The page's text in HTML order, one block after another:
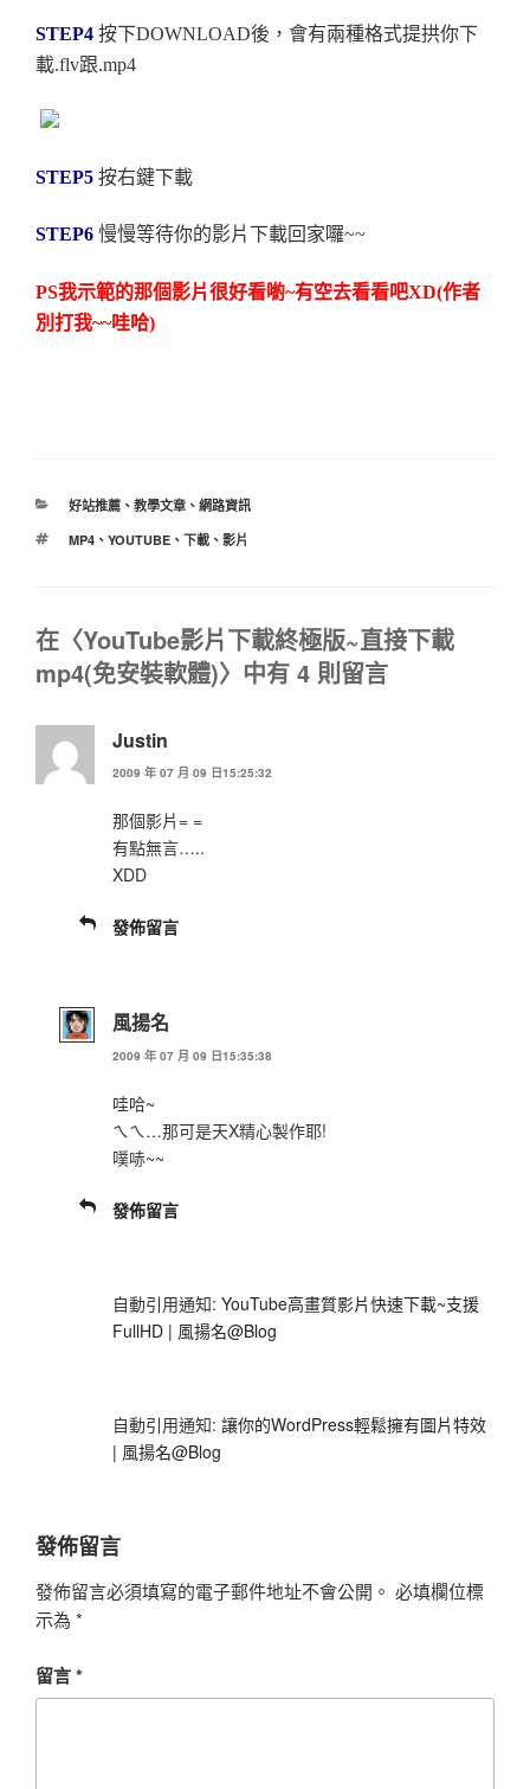
STEP4 按下DOWNLOAD後，會有兩種格式提拱你下
載.flv跟.mp4
STEP5 按右鍵下載
STEP6 慢慢等待你的影片下載回家囉~~
PS我示範的那個影片很好看喲~有空去看看吧XD(作者
別打我~~哇哈)
分
好站推薦、 教學文章、 網路資訊
標
MP4、 YOUTUBE、 下載、 影片
在〈YouTube影片下載終極版~直接下載
mp4(免安裝軟體)〉中有 4 則留言
Justin
2009 年 07 月 09 日15:25:32
那個影片= =
有點無言…..
XDD
發佈留言
風揚名
2009 年 07 月 09 日15:35:38
哇哈~
ㄟㄟ…那可是天X精心製作耶!
噗哧~~
發佈留言
自動引用通知: YouTube高畫質影片快速下載~支援
FullHD | 風揚名@Blog
自動引用通知: 讓你的WordPress輕鬆擁有圖片特效
| 風揚名@Blog
發佈留言
發佈留言必須填寫的電子郵件地址不會公開。 必填欄位標
示為 *
留言*